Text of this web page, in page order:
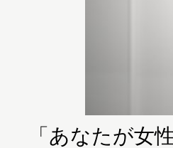
「あなたが女